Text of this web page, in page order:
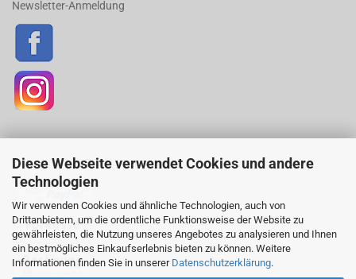
Diese Webseite verwendet Cookies und andere
Technologien
Wir verwenden Cookies und ähnliche Technologien, auch von
Drittanbietern, um die ordentliche Funktionsweise der Website zu
gewährleisten, die Nutzung unseres Angebotes zu analysieren und Ihnen
ein bestmögliches Einkaufserlebnis bieten zu können. Weitere
Informationen finden Sie in unserer Datenschutzerklärung.
Newsletter-Anmeldung
ZAHLUNGSARTEN